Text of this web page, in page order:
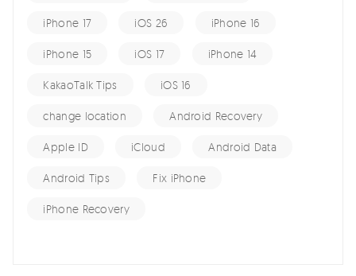
iPhone 17 iOS 26 iPhone 16
iPhone 15 iOS 17 iPhone 14
KakaoTalk Tips iOS 16
change location Android Recovery
Apple ID iCloud Android Data
Android Tips Fix iPhone
iPhone Recovery